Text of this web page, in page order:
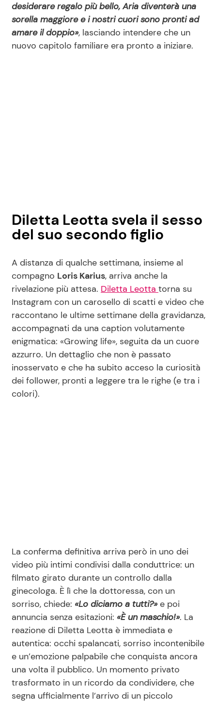
Viaggi e Turismo Ricette Feste
Ricette per Bambini
Contattaci
Pubblicità
desiderare regalo più bello, Aria diventerà una
sorella maggiore e i nostri cuori sono pronti ad
amare il doppio», lasciando intendere che un
nuovo capitolo familiare era pronto a iniziare.
Diletta Leotta svela il sesso
del suo secondo figlio
A distanza di qualche settimana, insieme al
compagno Loris Karius, arriva anche la
rivelazione più attesa. Diletta Leotta torna su
Instagram con un carosello di scatti e video che
raccontano le ultime settimane della gravidanza,
accompagnati da una caption volutamente
enigmatica: «Growing life», seguita da un cuore
azzurro. Un dettaglio che non è passato
inosservato e che ha subito acceso la curiosità
dei follower, pronti a leggere tra le righe (e tra i
colori).
La conferma definitiva arriva però in uno dei
video più intimi condivisi dalla conduttrice: un
filmato girato durante un controllo dalla
ginecologa. È lì che la dottoressa, con un
sorriso, chiede: «Lo diciamo a tutti?»e poi
annuncia senza esitazioni: «È un maschio!». La
reazione di Diletta Leotta è immediata e
autentica: occhi spalancati, sorriso incontenibile
e un’emozione palpabile che conquista ancora
una volta il pubblico. Un momento privato
trasformato in un ricordo da condividere, che
segna ufficialmente l’arrivo di un piccolo